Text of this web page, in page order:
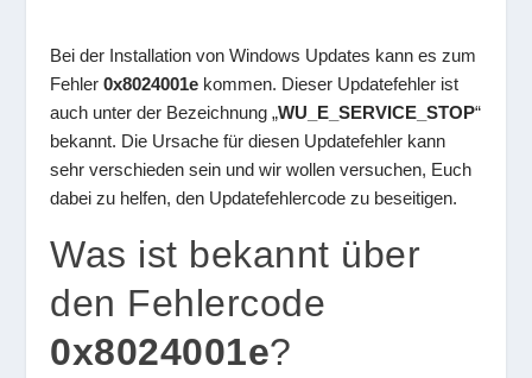
Bei der Installation von Windows Updates kann es zum
Fehler 0x8024001e kommen. Dieser Updatefehler ist
auch unter der Bezeichnung „WU_E_SERVICE_STOP“
bekannt. Die Ursache für diesen Updatefehler kann
sehr verschieden sein und wir wollen versuchen, Euch
dabei zu helfen, den Updatefehlercode zu beseitigen.
Was ist bekannt über
den Fehlercode
0x8024001e?